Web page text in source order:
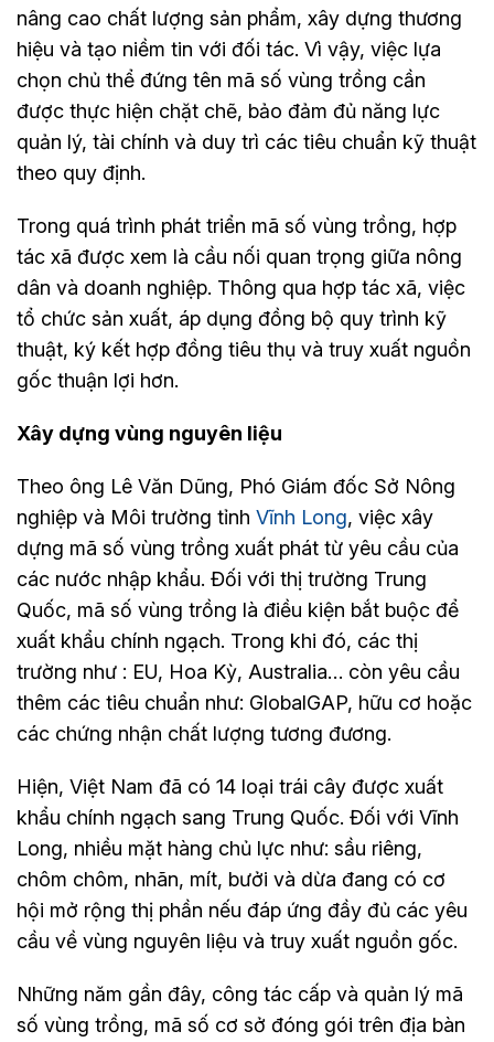
nâng cao chất lượng sản phẩm, xây dựng thương
hiệu và tạo niềm tin với đối tác. Vì vậy, việc lựa
chọn chủ thể đứng tên mã số vùng trồng cần
được thực hiện chặt chẽ, bảo đảm đủ năng lực
quản lý, tài chính và duy trì các tiêu chuẩn kỹ thuật
theo quy định.
Trong quá trình phát triển mã số vùng trồng, hợp
tác xã được xem là cầu nối quan trọng giữa nông
dân và doanh nghiệp. Thông qua hợp tác xã, việc
tổ chức sản xuất, áp dụng đồng bộ quy trình kỹ
thuật, ký kết hợp đồng tiêu thụ và truy xuất nguồn
gốc thuận lợi hơn.
Xây dựng vùng nguyên liệu
Theo ông Lê Văn Dũng, Phó Giám đốc Sở Nông
nghiệp và Môi trường tỉnh Vĩnh Long, việc xây
dựng mã số vùng trồng xuất phát từ yêu cầu của
các nước nhập khẩu. Đối với thị trường Trung
Quốc, mã số vùng trồng là điều kiện bắt buộc để
xuất khẩu chính ngạch. Trong khi đó, các thị
trường như : EU, Hoa Kỳ, Australia… còn yêu cầu
thêm các tiêu chuẩn như: GlobalGAP, hữu cơ hoặc
các chứng nhận chất lượng tương đương.
Hiện, Việt Nam đã có 14 loại trái cây được xuất
khẩu chính ngạch sang Trung Quốc. Đối với Vĩnh
Long, nhiều mặt hàng chủ lực như: sầu riêng,
chôm chôm, nhãn, mít, bưởi và dừa đang có cơ
hội mở rộng thị phần nếu đáp ứng đầy đủ các yêu
cầu về vùng nguyên liệu và truy xuất nguồn gốc.
Những năm gần đây, công tác cấp và quản lý mã
số vùng trồng, mã số cơ sở đóng gói trên địa bàn